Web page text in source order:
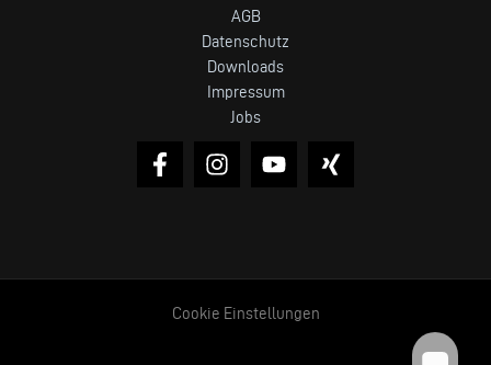
AGB
Datenschutz
Downloads
Impressum
Jobs
Cookie Einstellungen